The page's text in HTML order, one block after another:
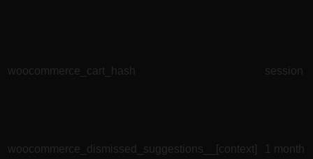
woocommerce_cart_hash session
woocommerce_dismissed_suggestions__[context] 1 month